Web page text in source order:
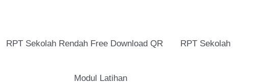
RPT Sekolah Rendah Free Download QR RPT Sekolah
Modul Latihan